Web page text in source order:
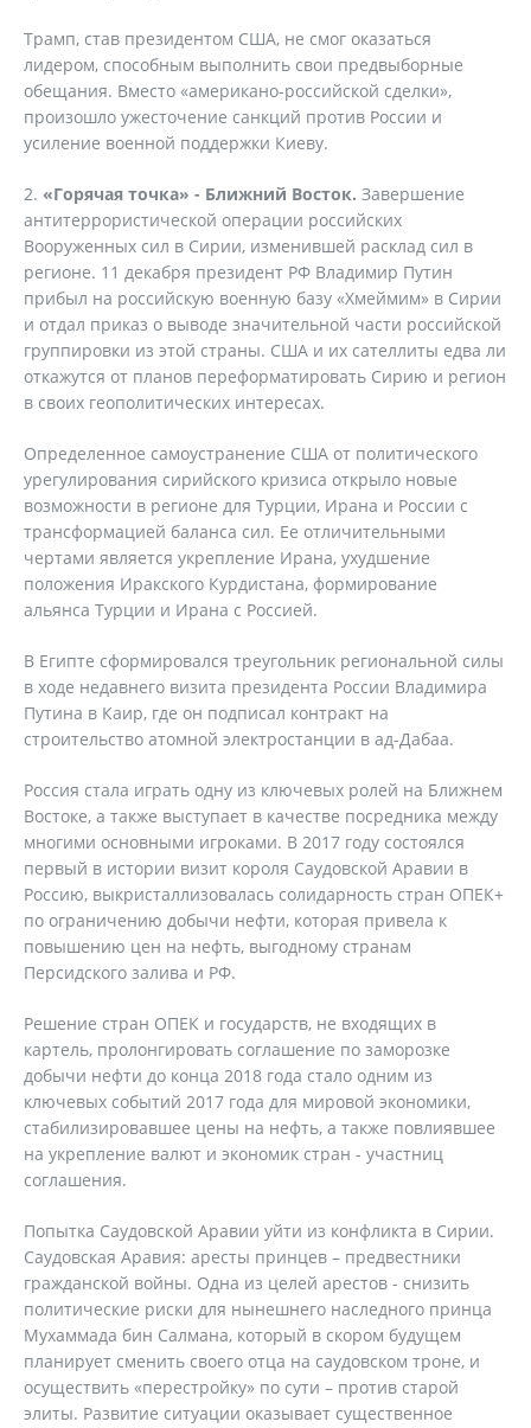
Трамп, став президентом США, не смог оказаться
лидером, способным выполнить свои предвыборные
обещания. Вместо «американо-российской сделки»,
произошло ужесточение санкций против России и
усиление военной поддержки Киеву.
2. «Горячая точка» - Ближний Восток. Завершение
антитеррористической операции российских
Вооруженных сил в Сирии, изменившей расклад сил в
регионе. 11 декабря президент РФ Владимир Путин
прибыл на российскую военную базу «Хмеймим» в Сирии
и отдал приказ о выводе значительной части российской
группировки из этой страны. США и их сателлиты едва ли
откажутся от планов переформатировать Сирию и регион
в своих геополитических интересах.
Определенное самоустранение США от политического
урегулирования сирийского кризиса открыло новые
возможности в регионе для Турции, Ирана и России с
трансформацией баланса сил. Ее отличительными
чертами является укрепление Ирана, ухудшение
положения Иракского Курдистана, формирование
альянса Турции и Ирана с Россией.
В Египте сформировался треугольник региональной силы
в ходе недавнего визита президента России Владимира
Путина в Каир, где он подписал контракт на
строительство атомной электростанции в ад-Дабаа.
Россия стала играть одну из ключевых ролей на Ближнем
Востоке, а также выступает в качестве посредника между
многими основными игроками. В 2017 году состоялся
первый в истории визит короля Саудовской Аравии в
Россию, выкристаллизовалась солидарность стран ОПЕК+
по ограничению добычи нефти, которая привела к
повышению цен на нефть, выгодному странам
Персидского залива и РФ.
Решение стран ОПЕК и государств, не входящих в
картель, пролонгировать соглашение по заморозке
добычи нефти до конца 2018 года стало одним из
ключевых событий 2017 года для мировой экономики,
стабилизировавшее цены на нефть, а также повлиявшее
на укрепление валют и экономик стран - участниц
соглашения.
Попытка Саудовской Аравии уйти из конфликта в Сирии.
Саудовская Аравия: аресты принцев – предвестники
гражданской войны. Одна из целей арестов - снизить
политические риски для нынешнего наследного принца
Мухаммада бин Салмана, который в скором будущем
планирует сменить своего отца на саудовском троне, и
осуществить «перестройку» по сути – против старой
элиты. Развитие ситуации оказывает существенное